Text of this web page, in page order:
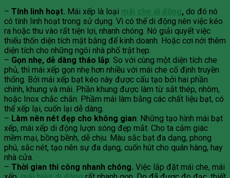
– Tính linh hoạt. Mái xếp là loại mái che di động, do đó nó
có tính linh hoạt trong sử dụng. Vì có thể di động nên việc kéo
ra hoặc thu vào rất tiện lợi, nhanh chóng. Nó giải quyết việc
thiếu thốn diện tích mặt bằng để kinh doanh. Hoặc cơi nới thêm
diện tích cho những ngôi nhà phố trật hẹp.
– Gọn nhẹ, dễ dàng tháo lắp: So với cùng một diện tích che
phủ, thì mái xếp gọn nhẹ hơn nhiều với mái che cố định truyền
thống. Bởi mái xếp bạt kéo này được cấu tạo bởi hai phần
chính, khung và mái. Phần khung được làm từ sắt thép, nhôm,
hoặc Inox chắc chắn. Phầm mái làm bằng các chất liệu bạt, có
thể xếp lại, cuốn lại dễ dàng.
– Làm nên nét đẹp cho không gian: Những tạo hình mái bạt
xếp, mái xếp di động lượn sóng đẹp mắt. Cho ta cảm giác
mềm mại, bồng bềnh, dễ chịu. Màu sắc bạt đa dạng, phong
phú, sắc nét, tạo nên sự đa dạng, cuốn hút cho quán hàng, hay
nhà cửa.
– Thời gian thi công nhanh chóng. Việc lắp đặt mái che, mái